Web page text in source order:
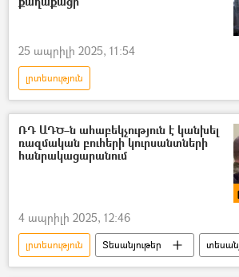
25 ապրիլի 2025, 11:54
լրտեսություն
Անվտանգության դաշնային ծառայություն
լրտես
Ռումինիա
Ուկրաինա
Ռուսաստան
ՌԴ ԱԴԾ–ն ահաբեկչություն է կանխել
ռազմական բուհերի կուրսանտների
հանրակացարանում
4 ապրիլի 2025, 12:46
լրտեսություն Տեսանյութեր
Անվտանգության դաշնային ծառայություն